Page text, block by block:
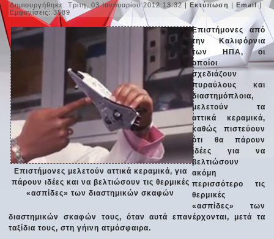
Δημιουργήθηκε: Τρίτη, 03 Ιανουαρίου 2012 13:32|Εκτύπωση |Email|
Εμφανίσεις: 3589
Επιστήμονες μελετούν αττικά κεραμικά, για
πάρουν ιδέες και να βελτιώσουν τις θερμικές
«ασπίδες» των διαστημικών σκαφών
Επιστήμονες από
την Καλιφόρνια
των ΗΠΑ, οι
οποίοι
σχεδιάζουν
πυραύλους και
διαστημόπλοια,
μελετούν τα
αττικά κεραμικά,
καθώς πιστεύουν
ότι θα πάρουν
ιδέες για να
βελτιώσουν
ακόμη
περισσότερο τις
θερμικές
«ασπίδες» των
διαστημικών σκαφών τους, όταν αυτά επανέρχονται, μετά τα
ταξίδια τους, στη γήινη ατμόσφαιρα.